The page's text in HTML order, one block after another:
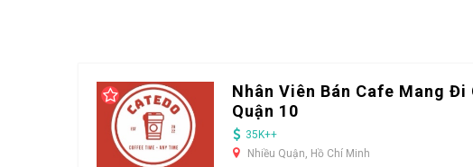
Nhân Viên Bán Cafe Mang Đi
Quận 10
35K++
Nhiều Quận, Hồ Chí Minh